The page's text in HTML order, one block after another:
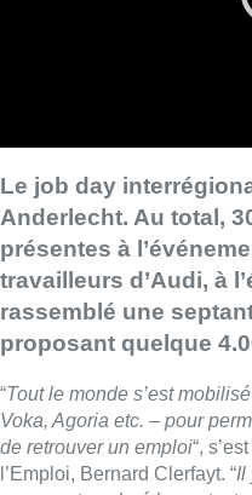
proposant quelque
“,
l’Emploi, Bernard Clerfayt. “Il
engagent, malgré le
Trump et la récession en
Cette journée n’est en outre
embraye le CEO de la
Thierry Geerts. “
Nous avons
entreprises. Malgré le drame
pourvoir que d’emplois
diversité de secteurs. C’est
main et peut faire son
Les anciens d’Audi sont
technique nécessaire, leur